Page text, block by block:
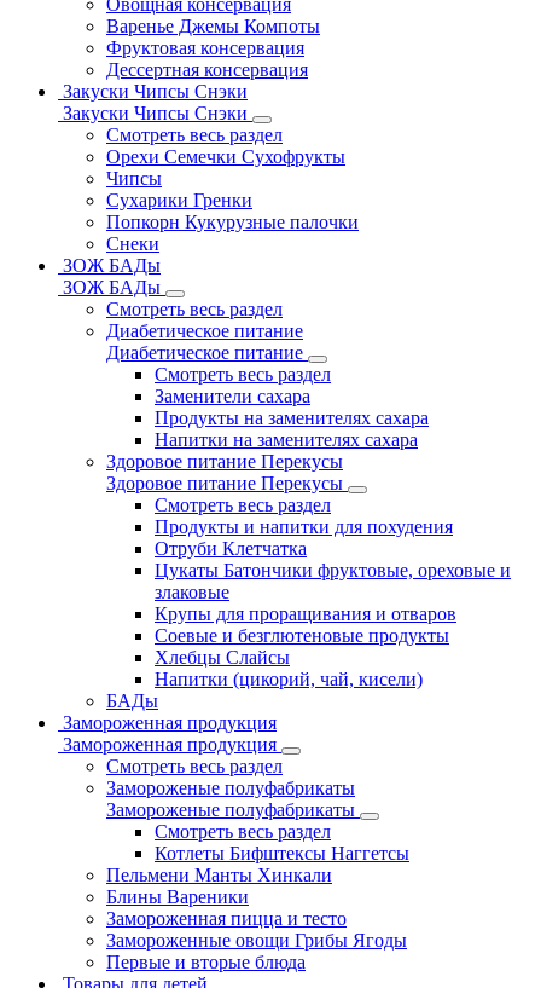
Овощная консервация
Варенье Джемы Компоты
Фруктовая консервация
Дессертная консервация
Закуски Чипсы Снэки
Закуски Чипсы Снэки
Смотреть весь раздел
Орехи Семечки Сухофрукты
Чипсы
Сухарики Гренки
Попкорн Кукурузные палочки
Снеки
ЗОЖ БАДы
ЗОЖ БАДы
Смотреть весь раздел
Диабетическое питание
Диабетическое питание
Смотреть весь раздел
Заменители сахара
Продукты на заменителях сахара
Напитки на заменителях сахара
Здоровое питание Перекусы
Здоровое питание Перекусы
Смотреть весь раздел
Продукты и напитки для похудения
Отруби Клетчатка
Цукаты Батончики фруктовые, ореховые и
злаковые
Крупы для проращивания и отваров
Соевые и безглютеновые продукты
Хлебцы Слайсы
Напитки (цикорий, чай, кисели)
БАДы
Замороженная продукция
Замороженная продукция
Смотреть весь раздел
Замороженые полуфабрикаты
Замороженые полуфабрикаты
Смотреть весь раздел
Котлеты Бифштексы Наггетсы
Пельмени Манты Хинкали
Блины Вареники
Замороженная пицца и тесто
Замороженные овощи Грибы Ягоды
Первые и вторые блюда
Товары для детей